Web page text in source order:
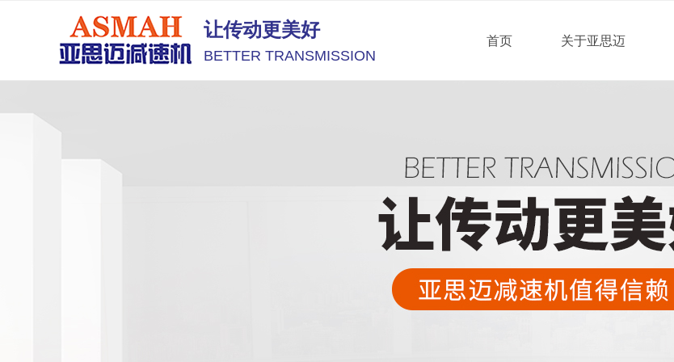
首页 关于亚思迈
让传动更美好
BETTER TRANSMISSION